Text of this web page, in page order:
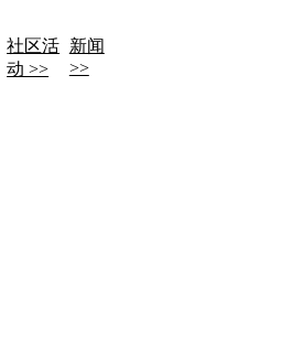
社区活
动 >>
新闻
>>